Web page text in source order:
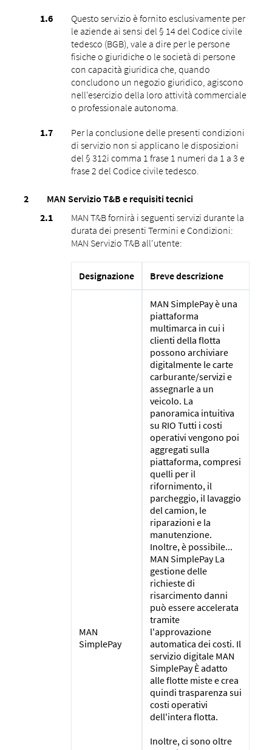
Questo servizio è fornito esclusivamente per
le aziende ai sensi del § 14 del Codice civile
tedesco (BGB), vale a dire per le persone
fisiche o giuridiche o le società di persone
con capacità giuridica che, quando
concludono un negozio giuridico, agiscono
nell'esercizio della loro attività commerciale
o professionale autonoma.
Per la conclusione delle presenti condizioni
di servizio non si applicano le disposizioni
del § 312i comma 1 frase 1 numeri da 1 a 3 e
frase 2 del Codice civile tedesco.
MAN Servizio T&B e requisiti tecnici
MAN T&B fornirà i seguenti servizi durante la
durata dei presenti Termini e Condizioni:
MAN Servizio T&B all'utente:
Designazione Breve descrizione
MAN
SimplePay
MAN SimplePay è una
piattaforma
multimarca in cui i
clienti della flotta
possono archiviare
digitalmente le carte
carburante/servizi e
assegnarle a un
veicolo. La
panoramica intuitiva
su RIO Tutti i costi
operativi vengono poi
aggregati sulla
piattaforma, compresi
quelli per il
rifornimento, il
parcheggio, il lavaggio
del camion, le
riparazioni e la
manutenzione.
Inoltre, è possibile...
MAN SimplePay La
gestione delle
richieste di
risarcimento danni
può essere accelerata
tramite
l'approvazione
automatica dei costi. Il
servizio digitale MAN
SimplePay È adatto
alle flotte miste e crea
quindi trasparenza sui
costi operativi
dell'intera flotta.
Inoltre, ci sono oltre